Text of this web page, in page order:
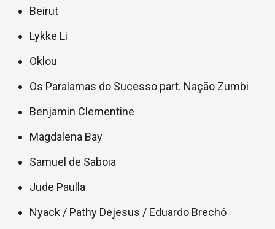
Beirut
Lykke Li
Oklou
Os Paralamas do Sucesso part. Nação Zumbi
Benjamin Clementine
Magdalena Bay
Samuel de Saboia
Jude Paulla
Nyack / Pathy Dejesus / Eduardo Brechó